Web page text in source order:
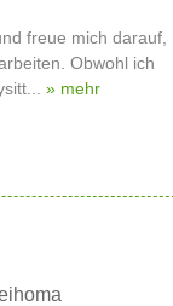
freue mich darauf,
Obwohl ich
» mehr